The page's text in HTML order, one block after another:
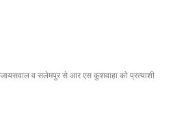
जायसवाल व सलेमपुर से आर एस कुशवाहा को प्रत्याशी